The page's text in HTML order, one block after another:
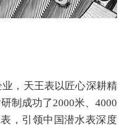
，天王表以匠心深耕精
制成功了2000米、4000
，引领中国潜水表深度